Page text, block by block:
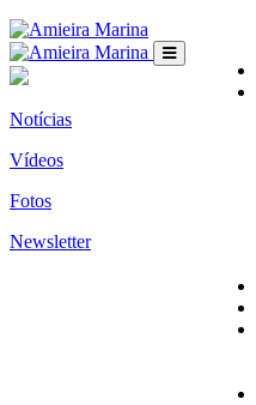
Notícias
Vídeos
Fotos
Newsletter